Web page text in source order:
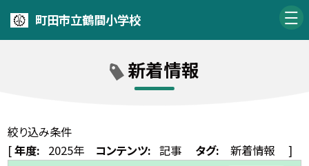
町田市立鶴間小学校
新着情報
絞り込み条件
[年度: 2025年 コンテンツ: 記事 タグ: 新着情報 ]